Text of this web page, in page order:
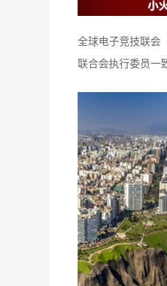
全球电子竞技联会
联合会执行委员一